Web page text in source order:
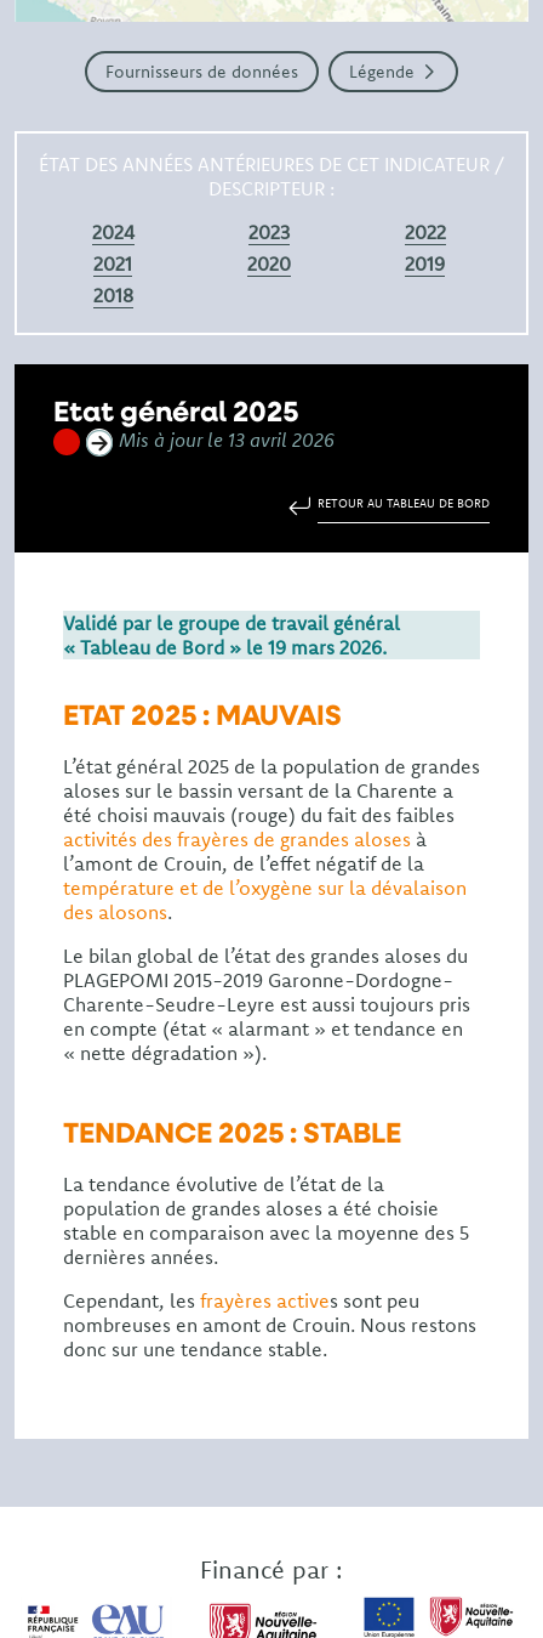
Fournisseurs de données Légende
ÉTAT DES ANNÉES ANTÉRIEURES DE CET INDICATEUR /
DESCRIPTEUR :
2024
2023
2022
2021
2020
2019
2018
Etat général 2025
Mis à jour le 13 avril 2026
RETOUR AU TABLEAU DE BORD
Validé par le groupe de travail général
« Tableau de Bord » le 19 mars 2026.
ETAT 2025 : MAUVAIS
L’état général 2025 de la population de grandes
aloses sur le bassin versant de la Charente a
été choisi mauvais (rouge) du fait des faibles
activités des frayères de grandes aloses à
l’amont de Crouin, de l’effet négatif de la
température et de l’oxygène sur la dévalaison
des alosons.
Le bilan global de l’état des grandes aloses du
PLAGEPOMI 2015-2019 Garonne-Dordogne-
Charente-Seudre-Leyre est aussi toujours pris
en compte (état « alarmant » et tendance en
« nette dégradation »).
TENDANCE 2025 : STABLE
La tendance évolutive de l’état de la
population de grandes aloses a été choisie
stable en comparaison avec la moyenne des 5
dernières années.
Cependant, les frayères actives sont peu
nombreuses en amont de Crouin. Nous restons
donc sur une tendance stable.
Financé par :